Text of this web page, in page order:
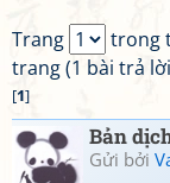
Trang
trong
trang (1 bài trả
[1]
Bản
Gửi bởi